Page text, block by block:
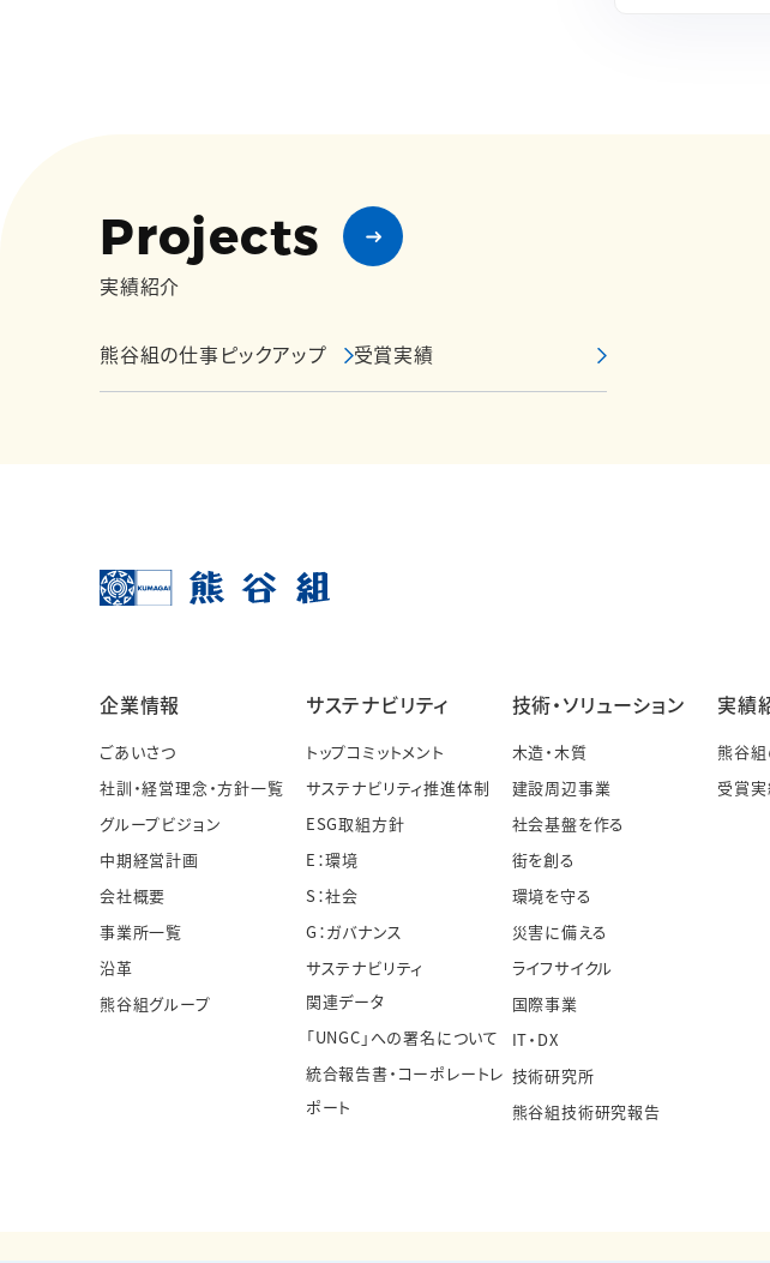
Projects
実績紹介
熊谷組の仕事ピックアップ 受賞実績
企業情報
ごあいさつ
社訓・経営理念・方針一覧
グループビジョン
中期経営計画
会社概要
事業所一覧
沿革
熊谷組グループ
サステナビリティ
トップコミットメント
サステナビリティ推進体制
ESG取組方針
E：環境
S：社会
G：ガバナンス
サステナビリティ
関連データ
「UNGC」への署名について
統合報告書・コーポレートレ
ポート
技術・ソリューション
木造・木質
建設周辺事業
社会基盤を作る
街を創る
環境を守る
災害に備える
ライフサイクル
国際事業
IT・DX
技術研究所
熊谷組技術研究報告
実績
熊谷組
受賞